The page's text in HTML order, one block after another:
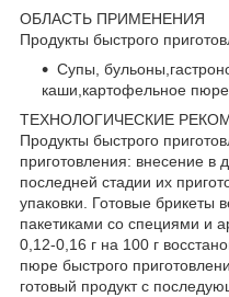
ОБЛАСТЬ ПРИМЕНЕНИЯ
Продукты быстрого
Супы,
каши,картофельное пюре
ТЕХНОЛОГИЧЕСКИЕ
Продукты быстрого
приготовления: внесение в
последней стадии их
упаковки. Готовые брикеты
пакетиками со специями и
0,12-0,16 г на 100 г
пюре быстрого
готовый продукт с